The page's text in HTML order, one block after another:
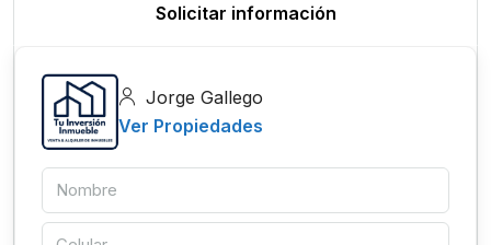
Solicitar información
Jorge Gallego
Ver Propiedades